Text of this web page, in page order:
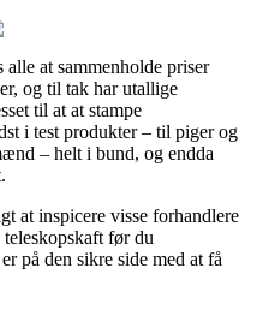
at sammenholde priser
og til tak har utallige
til at at stampe
i test produkter – til piger og
– helt i bund, og endda
at inspicere visse forhandlere
før du
på den sikre side med at få